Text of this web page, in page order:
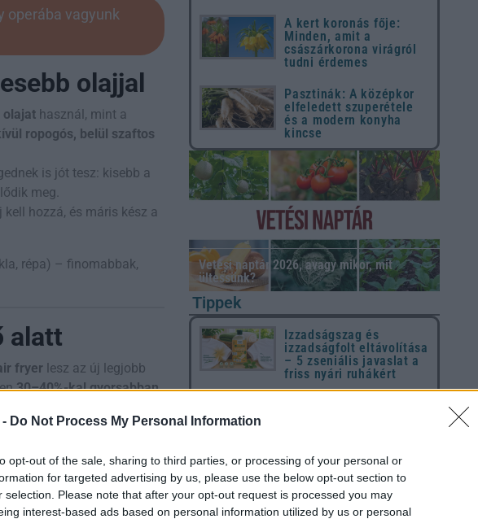
Do Not Process My Personal Information
opt-out of the sale, sharing to third parties, or processing of your personal or
for targeted advertising by us, please use the below opt-out section to
selection. Please note that after your opt-out request is processed you may
interest-based ads based on personal information utilized by us or personal
operába vagyunk
olajjal
olajat használ, mint a
ropogós, belül szaftos
is jót tesz: kisebb a
meg.
hozzá, és máris kész a
répa) – finomabbak,
alatt
fryer lesz az új legjobb
30–40%-kal gyorsabban
15 perc múlva tálalható.
szeretnél.
elég csak beállítani
A kert koronás fője:
Minden, amit a
császárkorona virágról
tudni érdemes
Pasztinák: A középkor
elfeledett szuperétele
és a modern konyha
kincse
Vetési naptár 2026, avagy mikor, mit
ültessünk?
Tippek
Izzadságszag és
izzadságfolt eltávolítása
– 5 zseniális javaslat a
friss nyári ruhákért
10 dolog, amit mindenki
utál a húsvéthétfőben –
de senki nem mondja ki